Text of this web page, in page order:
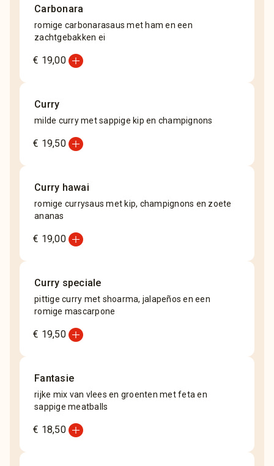
Carbonara
romige carbonarasaus met ham en een
zachtgebakken ei
€ 19,00add_circle
Curry
milde curry met sappige kip en champignons
€ 19,50add_circle
Curry hawai
romige currysaus met kip, champignons en zoete
ananas
€ 19,00add_circle
Curry speciale
pittige curry met shoarma, jalapeños en een
romige mascarpone
€ 19,50add_circle
Fantasie
rijke mix van vlees en groenten met feta en
sappige meatballs
€ 18,50add_circle